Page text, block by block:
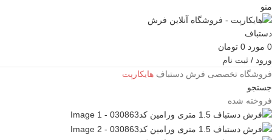
منو
0 مورد 0 تومان
ورود / ثبت نام
فروشگاه تخصصی فرش دستباف هایکارپت
جستجو
فروخته شده